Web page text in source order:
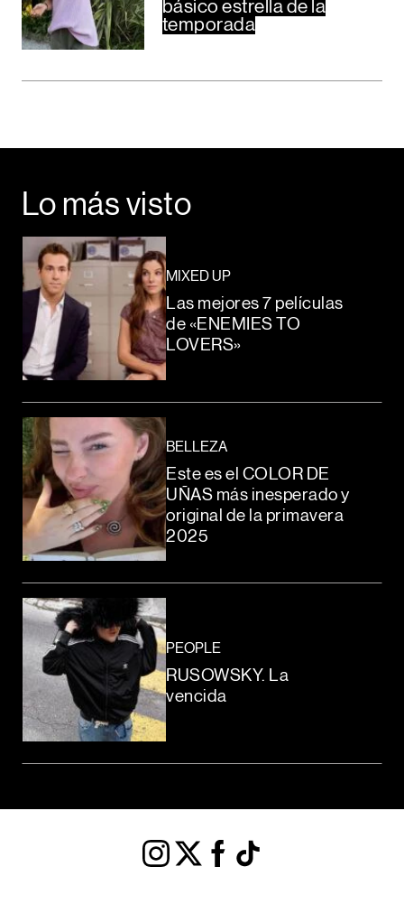
básico estrella de la
temporada
Lo más visto
MIXED UP
Las mejores 7 películas
de «ENEMIES TO
LOVERS»
BELLEZA
Este es el COLOR DE
UÑAS más inesperado y
original de la primavera
2025
PEOPLE
RUSOWSKY. La
vencida